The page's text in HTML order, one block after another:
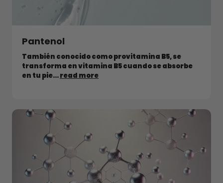
Pantenol
También conocido como provitamina B5, se
transforma en vitamina B5 cuando se absorbe
en tu pie...read more